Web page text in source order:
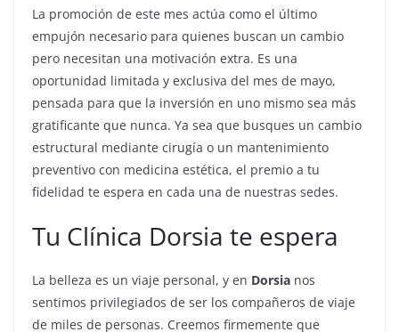
La promoción de este mes actúa como el último
empujón necesario para quienes buscan un cambio
pero necesitan una motivación extra. Es una
oportunidad limitada y exclusiva del mes de mayo,
pensada para que la inversión en uno mismo sea más
gratificante que nunca. Ya sea que busques un cambio
estructural mediante cirugía o un mantenimiento
preventivo con medicina estética, el premio a tu
fidelidad te espera en cada una de nuestras sedes.
Tu Clínica Dorsia te espera
La belleza es un viaje personal, y en Dorsia nos
sentimos privilegiados de ser los compañeros de viaje
de miles de personas. Creemos firmemente que